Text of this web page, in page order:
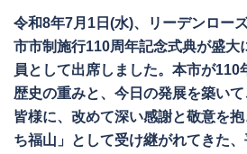
令和8年7月1日(水)、リーデンロー
市市制施行110周年記念式典が盛大
員として出席しました。本市が110
歴史の重みと、今日の発展を築い
皆様に、改めて深い感謝と敬意を
ち福山」として受け継がれてきた